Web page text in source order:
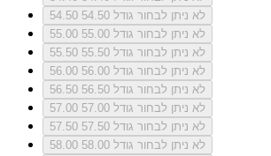
54.50
לא ניתן לבחור גודל 54.50
55.00
לא ניתן לבחור גודל 55.00
55.50
לא ניתן לבחור גודל 55.50
56.00
לא ניתן לבחור גודל 56.00
56.50
לא ניתן לבחור גודל 56.50
57.00
לא ניתן לבחור גודל 57.00
57.50
לא ניתן לבחור גודל 57.50
58.00
לא ניתן לבחור גודל 58.00